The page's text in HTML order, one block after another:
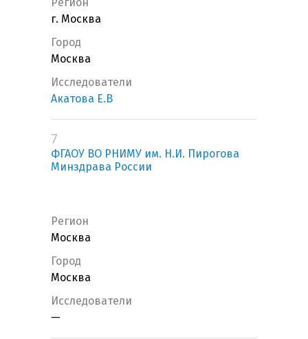
Регион
г. Москва
Город
Москва
Исследователи
Акатова Е.В
7
ФГАОУ ВО РНИМУ им. Н.И. Пирогова
Минздрава России
Регион
Москва
Город
Москва
Исследователи
—